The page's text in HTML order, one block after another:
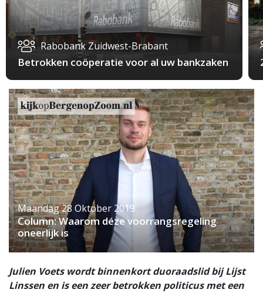
Rabobank Zuidwest-Brabant
Betrokken coöperatie voor al uw bankzaken
Maandag 28 Oktober 2019
Column: Waarom déze voorrangsregeling
oneerlijk is
Julien Voets wordt binnenkort duoraadslid bij Lijst
Linssen en is een zeer betrokken politicus met een